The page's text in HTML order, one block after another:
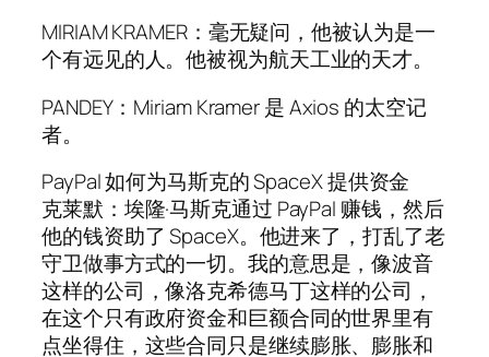
MIRIAM KRAMER：毫无疑问，他被认为是一
个有远见的人。他被视为航天工业的天才。
PANDEY：Miriam Kramer 是 Axios 的太空记
者。
PayPal 如何为马斯克的 SpaceX 提供资金
克莱默：埃隆·马斯克通过 PayPal 赚钱，然后
他的钱资助了 SpaceX。他进来了，打乱了老
守卫做事方式的一切。我的意思是，像波音
这样的公司，像洛克希德马丁这样的公司，
在这个只有政府资金和巨额合同的世界里有
点坐得住，这些合同只是继续膨胀、膨胀和